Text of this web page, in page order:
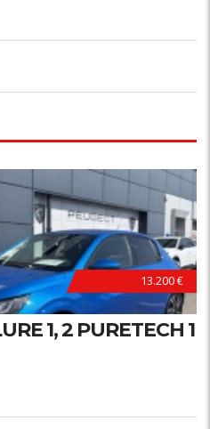
13.200 €
1, 2 PURETECH 1